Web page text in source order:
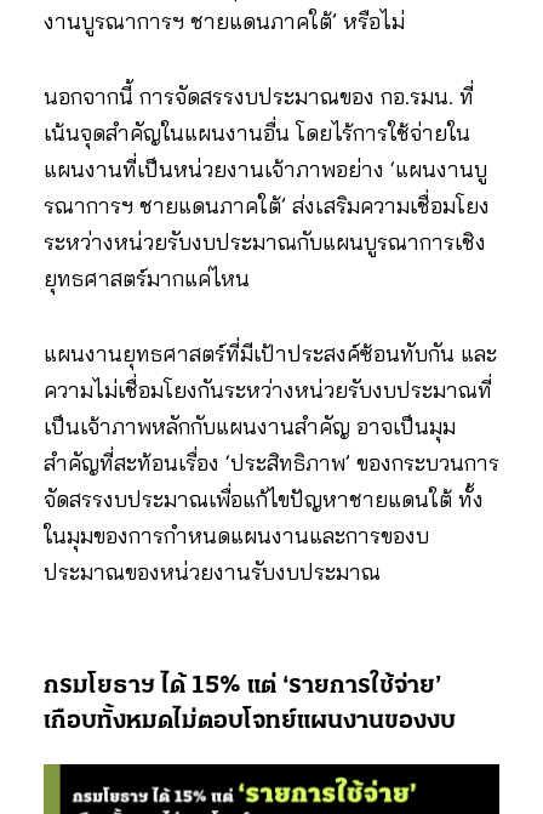
งานบูรณาการฯ ชายแดนภาคใต้’ หรือไม่
นอกจากนี้ การจัดสรรงบประมาณของ กอ.รมน. ที่
เน้นจุดสำคัญในแผนงานอื่น โดยไร้การใช้จ่ายใน
แผนงานที่เป็นหน่วยงานเจ้าภาพอย่าง ‘แผนงานบู
รณาการฯ ชายแดนภาคใต้’ ส่งเสริมความเชื่อมโยง
ระหว่างหน่วยรับงบประมาณกับแผนบูรณาการเชิง
ยุทธศาสตร์มากแค่ไหน
แผนงานยุทธศาสตร์ที่มีเป้าประสงค์ซ้อนทับกัน และ
ความไม่เชื่อมโยงกันระหว่างหน่วยรับงบประมาณที่
เป็นเจ้าภาพหลักกับแผนงานสำคัญ อาจเป็นมุม
สำคัญที่สะท้อนเรื่อง ‘ประสิทธิภาพ’ ของกระบวนการ
จัดสรรงบประมาณเพื่อแก้ไขปัญหาชายแดนใต้ ทั้ง
ในมุมของการกำหนดแผนงานและการของบ
ประมาณของหน่วยงานรับงบประมาณ
กรมโยธาฯ ได้ 15% แต่ ‘รายการใช้จ่าย’
เกือบทั้งหมดไม่ตอบโจทย์แผนงานของงบ